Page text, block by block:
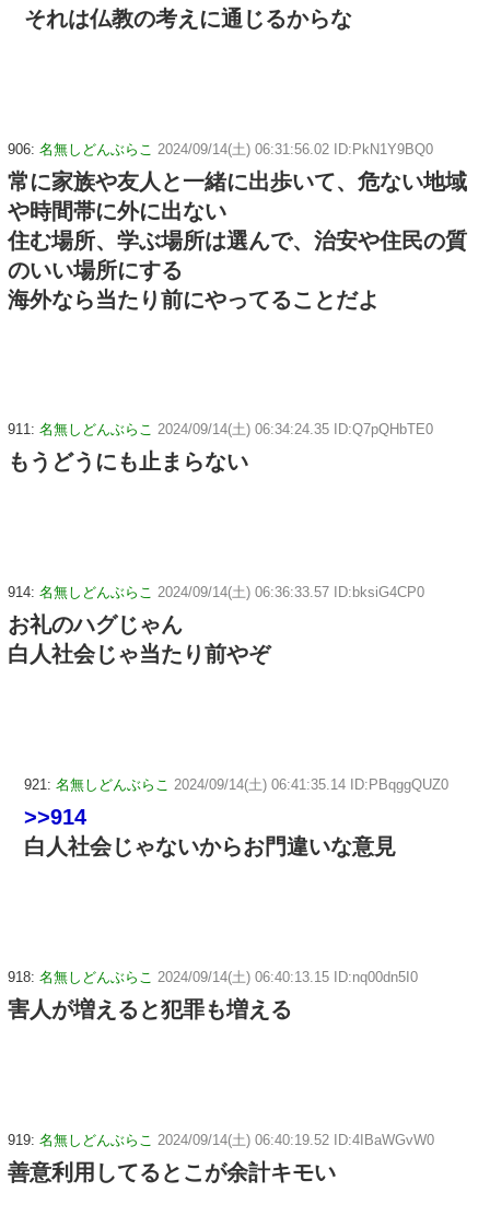
それは仏教の考えに通じるからな
906: 名無しどんぶらこ 2024/09/14(土) 06:31:56.02 ID:PkN1Y9BQ0
常に家族や友人と一緒に出歩いて、危ない地域
や時間帯に外に出ない
住む場所、学ぶ場所は選んで、治安や住民の質
のいい場所にする
海外なら当たり前にやってることだよ
911: 名無しどんぶらこ 2024/09/14(土) 06:34:24.35 ID:Q7pQHbTE0
もうどうにも止まらない
914: 名無しどんぶらこ 2024/09/14(土) 06:36:33.57 ID:bksiG4CP0
お礼のハグじゃん
白人社会じゃ当たり前やぞ
921: 名無しどんぶらこ 2024/09/14(土) 06:41:35.14 ID:PBqggQUZ0
>>914
白人社会じゃないからお門違いな意見
918: 名無しどんぶらこ 2024/09/14(土) 06:40:13.15 ID:nq00dn5I0
害人が増えると犯罪も増える
919: 名無しどんぶらこ 2024/09/14(土) 06:40:19.52 ID:4IBaWGvW0
善意利用してるとこが余計キモい